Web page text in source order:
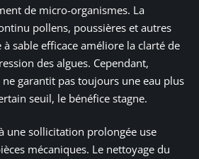
de micro-organismes. La
pollens, poussières et autres
sable efficace améliore la clarté de
des algues. Cependant,
garantit pas toujours une eau plus
seuil, le bénéfice stagne.
une sollicitation prolongée use
mécaniques. Le nettoyage du